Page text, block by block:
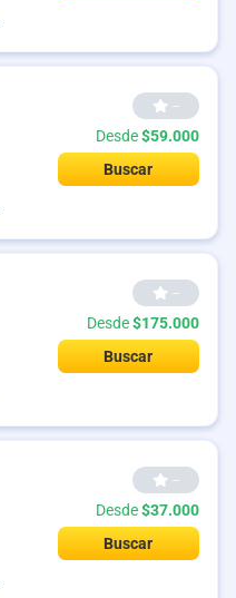
--
Desde$59.000
Buscar
--
Desde$175.000
Buscar
--
Desde$37.000
Buscar